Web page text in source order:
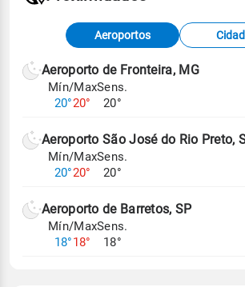
Fonte: dados combinados de
meteorológicas e satélite do Centro
de Tempo e Estudos Climáticos
Para obter mais informações sobre
Aeroportos
Aeroporto de Fronteira, MG
Mín/Max
20°20°
Sens.
20°
Aeroporto São José do Rio Preto,
Mín/Max
20°20°
Sens.
20°
Aeroporto de Barretos, SP
Mín/Max
18°18°
Sens.
18°